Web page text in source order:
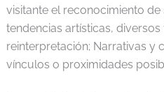
visitante el reconocimiento
tendencias artísticas,
reinterpretación; Narrativas y
vínculos o proximidades